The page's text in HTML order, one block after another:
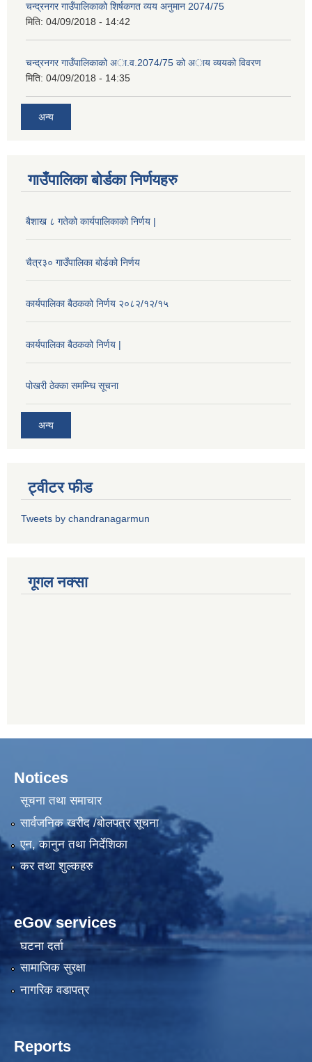
चन्द्रनगर गाउँपालिकाको शिर्षकगत व्यय अनुमान 2074/75
मिति: 04/09/2018 - 14:42
चन्द्रनगर गाउँपालिकाको अा‍‍‍.व.2074/75 को अाय व्ययको विवरण
मिति: 04/09/2018 - 14:35
अन्य
गाउँपालिका बोर्डका निर्णयहरु
बैशाख ८ गतेको कार्यपालिकाको निर्णय |
चैत्र३० गाउँपालिका बोर्डको निर्णय
कार्यपालिका बैठकको निर्णय २०८२/१२/१५
कार्यपालिका बैठकको निर्णय |
पोखरी ठेक्का समम्न्धि सूचना
अन्य
ट्वीटर फीड
Tweets by chandranagarmun
गूगल नक्सा
Notices
सूचना तथा समाचार
सार्वजनिक खरीद /बोलपत्र सूचना
एन, कानुन तथा निर्देशिका
कर तथा शुल्कहरु
eGov services
घटना दर्ता
सामाजिक सुरक्षा
नागरिक वडापत्र
Reports